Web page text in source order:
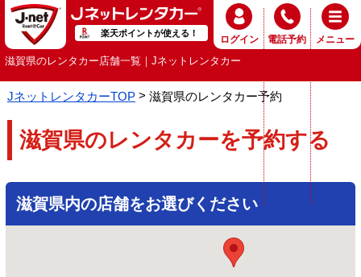
楽天ポイントが使える！
ログイン 電話予約 メニュー
滋賀県のレンタカー店舗一覧｜Jネットレンタカー
JネットレンタカーTOP 滋賀県のレンタカー予約
滋賀県のレンタカーを予約する
滋賀県内の店舗をお選びください